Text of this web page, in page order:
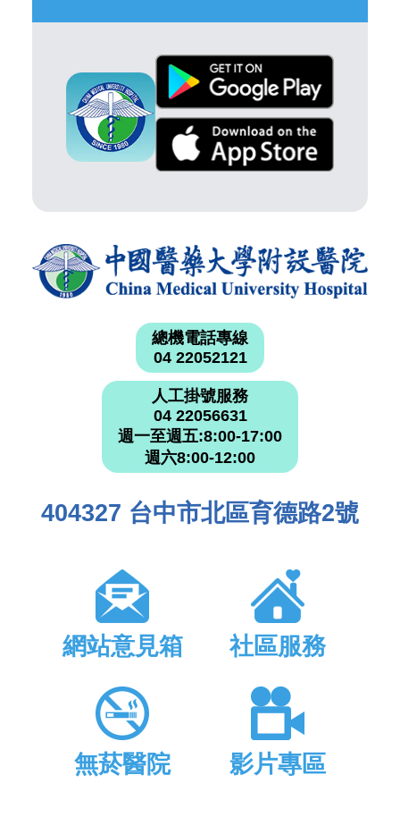
總機電話專線
04 22052121
人工掛號服務
04 22056631
週一至週五:8:00-17:00
週六8:00-12:00
404327 台中市北區育德路2號
網站意見箱 社區服務
無菸醫院 影片專區